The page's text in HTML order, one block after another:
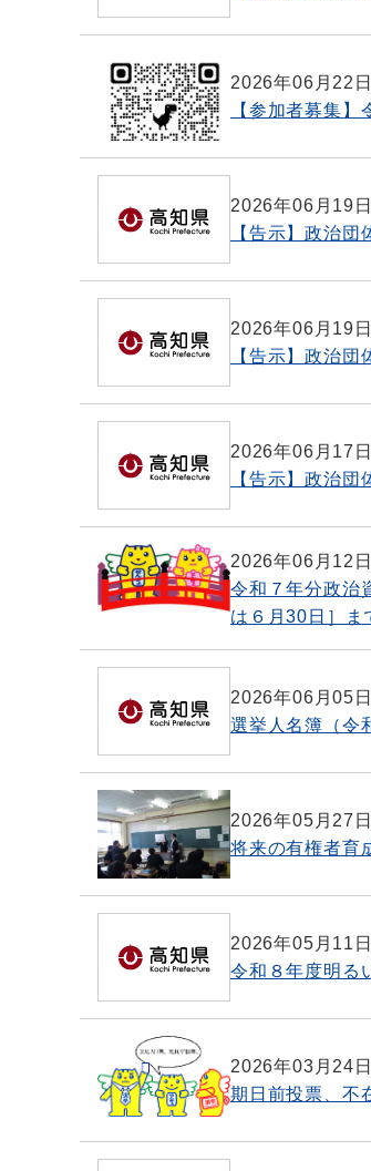
2026年06月22日
【参加者募集
2026年06月19日
【告示】政治団
2026年06月19日
【告示】政治団
2026年06月17日
【告示】政治団
2026年06月12日
令和７年分政治
は６月30日］ま
2026年06月05日
選挙人名簿（令
2026年05月27日
将来の有権者育
2026年05月11日
令和８年度明る
2026年03月24日
期日前投票、不